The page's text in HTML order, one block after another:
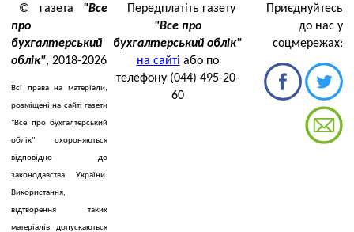
© газета "Все
про
бухгалтерський
облік", 2018-2026
Всі права на матеріали,
розміщені на сайті газети
"Все про бухгалтерський
облік" охороняються
відповідно до
законодавства України.
Використання,
відтворення таких
матеріалів допускаються
Передплатіть газету
"Все про
бухгалтерський облік"
на сайті або по
телефону (044) 495-20-
60
Приєднуйтесь
до нас у
соцмережах: